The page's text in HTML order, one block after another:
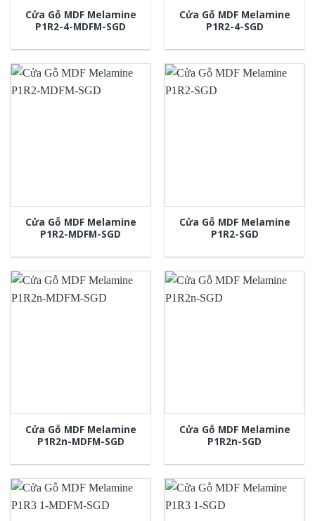
Cửa Gỗ MDF Melamine
P1R2-4-MDFM-SGD
Cửa Gỗ MDF Melamine
P1R2-4-SGD
Cửa Gỗ MDF Melamine
P1R2-MDFM-SGD
Cửa Gỗ MDF Melamine
P1R2-SGD
Cửa Gỗ MDF Melamine
P1R2n-MDFM-SGD
Cửa Gỗ MDF Melamine
P1R2n-SGD